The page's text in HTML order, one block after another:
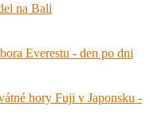
na Bali
Everestu - den po dni
hory Fuji v Japonsku -